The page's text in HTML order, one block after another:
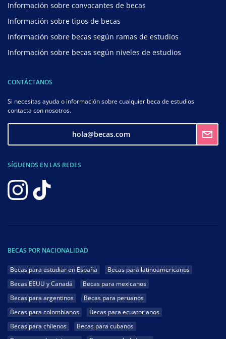
Información sobre convocantes de becas
Información sobre tipos de becas
Información sobre becas según ramas de estudios
Información sobre becas según niveles de estudios
CONTÁCTANOS
Si necesitas ayuda o información sobre cualquier beca de estudios
contacta con nosotros.
hola@becas.com
SÍGUENOS EN LAS REDES
BECAS POR NACIONALIDAD
Becas para estudiar en España
Becas para latinoamericanos
Becas EEUU y Canadá
Becas para mexicanos
Becas para argentinos
Becas para peruanos
Becas para colombianos
Becas para ecuatorianos
Becas para chilenos
Becas para cubanos